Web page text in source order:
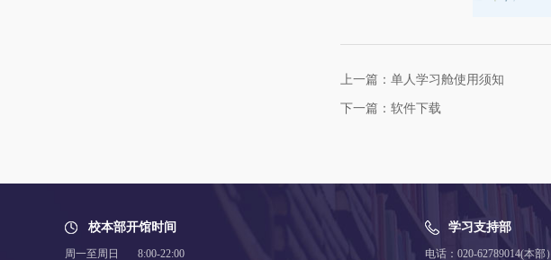
上一篇：单人学习舱使用须知
下一篇：软件下载
校本部开馆时间
周一至周日 8:00-22:00
学习支持部
电话：020-62789014(本部）